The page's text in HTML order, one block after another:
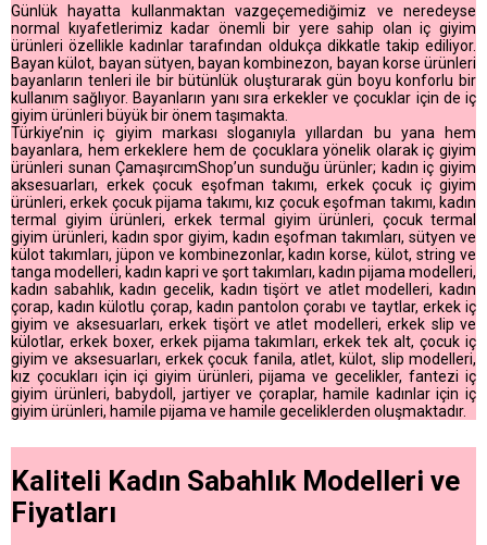
Günlük hayatta kullanmaktan vazgeçemediğimiz ve neredeyse
normal kıyafetlerimiz kadar önemli bir yere sahip olan iç giyim
ürünleri özellikle kadınlar tarafından oldukça dikkatle takip ediliyor.
Bayan külot, bayan sütyen, bayan kombinezon, bayan korse ürünleri
bayanların tenleri ile bir bütünlük oluşturarak gün boyu konforlu bir
kullanım sağlıyor. Bayanların yanı sıra erkekler ve çocuklar için de iç
giyim ürünleri büyük bir önem taşımakta.
Türkiye’nin iç giyim markası sloganıyla yıllardan bu yana hem
bayanlara, hem erkeklere hem de çocuklara yönelik olarak iç giyim
ürünleri sunan ÇamaşırcımShop’un sunduğu ürünler; kadın iç giyim
aksesuarları, erkek çocuk eşofman takımı, erkek çocuk iç giyim
ürünleri, erkek çocuk pijama takımı, kız çocuk eşofman takımı, kadın
termal giyim ürünleri, erkek termal giyim ürünleri, çocuk termal
giyim ürünleri, kadın spor giyim, kadın eşofman takımları, sütyen ve
külot takımları, jüpon ve kombinezonlar, kadın korse, külot, string ve
tanga modelleri, kadın kapri ve şort takımları, kadın pijama modelleri,
kadın sabahlık, kadın gecelik, kadın tişört ve atlet modelleri, kadın
çorap, kadın külotlu çorap, kadın pantolon çorabı ve taytlar, erkek iç
giyim ve aksesuarları, erkek tişört ve atlet modelleri, erkek slip ve
külotlar, erkek boxer, erkek pijama takımları, erkek tek alt, çocuk iç
giyim ve aksesuarları, erkek çocuk fanila, atlet, külot, slip modelleri,
kız çocukları için içi giyim ürünleri, pijama ve gecelikler, fantezi iç
giyim ürünleri, babydoll, jartiyer ve çoraplar, hamile kadınlar için iç
giyim ürünleri, hamile pijama ve hamile geceliklerden oluşmaktadır.
Kaliteli Kadın Sabahlık Modelleri ve
Fiyatları